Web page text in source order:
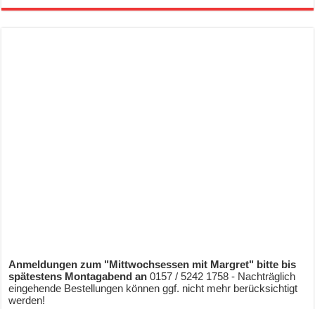
Anmeldungen zum "Mittwochsessen mit Margret" bitte bis
spätestens Montagabend an0157 / 5242 1758 - Nachträglich
eingehende Bestellungen können ggf. nicht mehr berücksichtigt
werden!